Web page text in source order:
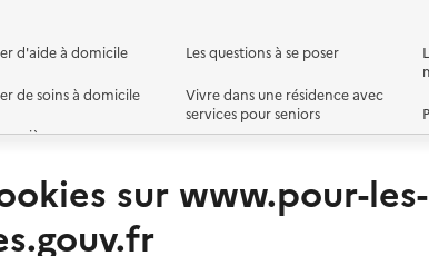
d'aide à domicile
de soins à domicile
d'accueil temporaire
Les questions à se poser
Vivre dans une résidence avec
services pour seniors
Vivre en accueil familial
sur www.pour-les-